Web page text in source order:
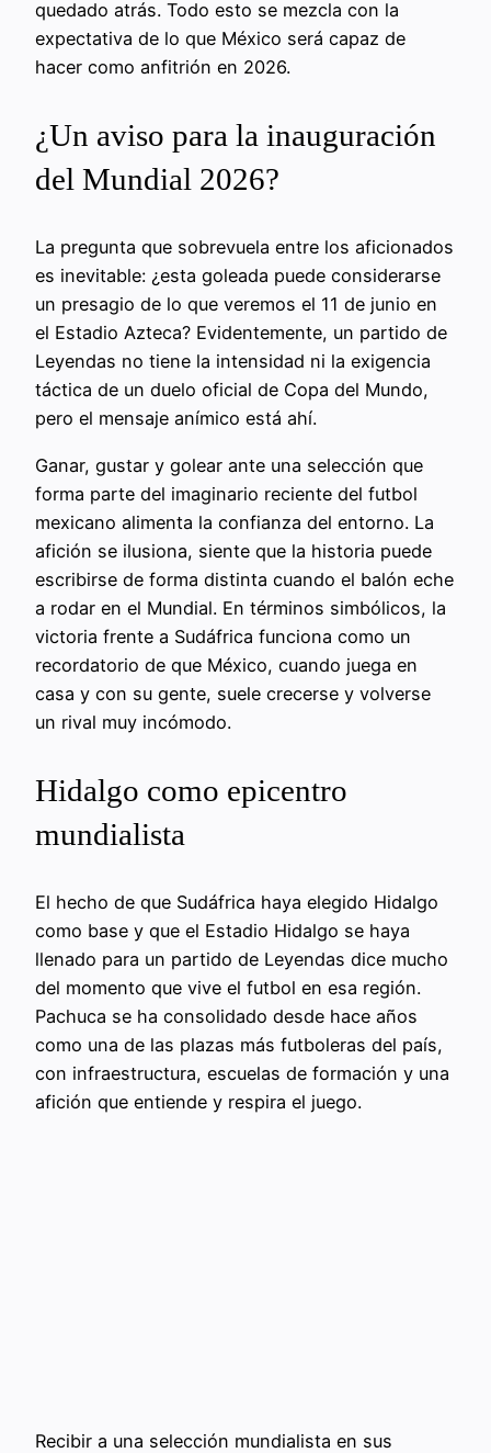
quedado atrás. Todo esto se mezcla con la
expectativa de lo que México será capaz de
hacer como anfitrión en 2026.
¿Un aviso para la inauguración
del Mundial 2026?
La pregunta que sobrevuela entre los aficionados
es inevitable: ¿esta goleada puede considerarse
un presagio de lo que veremos el 11 de junio en
el Estadio Azteca? Evidentemente, un partido de
Leyendas no tiene la intensidad ni la exigencia
táctica de un duelo oficial de Copa del Mundo,
pero el mensaje anímico está ahí.
Ganar, gustar y golear ante una selección que
forma parte del imaginario reciente del futbol
mexicano alimenta la confianza del entorno. La
afición se ilusiona, siente que la historia puede
escribirse de forma distinta cuando el balón eche
a rodar en el Mundial. En términos simbólicos, la
victoria frente a Sudáfrica funciona como un
recordatorio de que México, cuando juega en
casa y con su gente, suele crecerse y volverse
un rival muy incómodo.
Hidalgo como epicentro
mundialista
El hecho de que Sudáfrica haya elegido Hidalgo
como base y que el Estadio Hidalgo se haya
llenado para un partido de Leyendas dice mucho
del momento que vive el futbol en esa región.
Pachuca se ha consolidado desde hace años
como una de las plazas más futboleras del país,
con infraestructura, escuelas de formación y una
afición que entiende y respira el juego.
Recibir a una selección mundialista en sus